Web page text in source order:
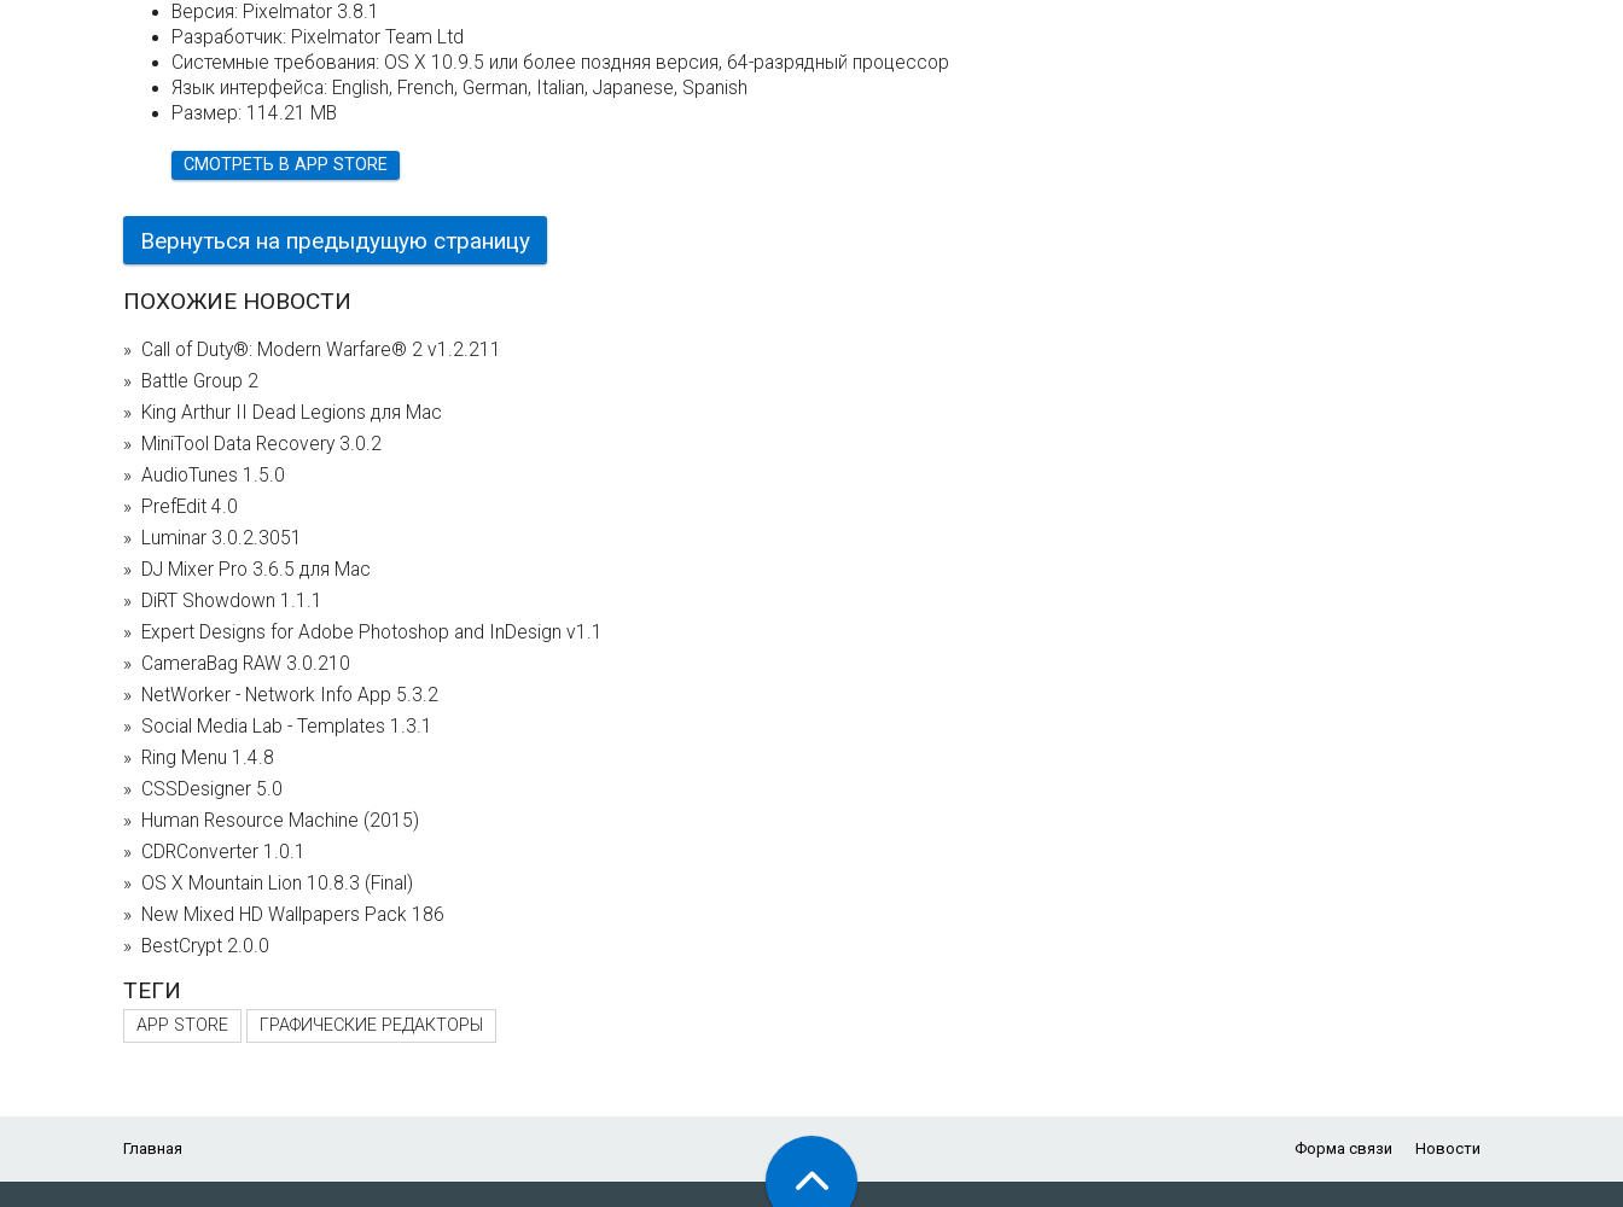
Версия: Pixelmator 3.8.1
Разработчик: Pixelmator Team Ltd
Системные требования: OS X 10.9.5 или более поздняя версия, 64-разрядный процессор
Язык интерфейса: English, French, German, Italian, Japanese, Spanish
Размер: 114.21 MB
СМОТРЕТЬ В APP STORE
Вернуться на предыдущую страницу
ПОХОЖИЕ НОВОСТИ
Call of Duty®: Modern Warfare® 2 v1.2.211
Battle Group 2
King Arthur II Dead Legions для Mac
MiniTool Data Recovery 3.0.2
AudioTunes 1.5.0
PrefEdit 4.0
Luminar 3.0.2.3051
DJ Mixer Pro 3.6.5 для Mac
DiRT Showdown 1.1.1
Expert Designs for Adobe Photoshop and InDesign v1.1
CameraBag RAW 3.0.210
NetWorker - Network Info App 5.3.2
Social Media Lab - Templates 1.3.1
Ring Menu 1.4.8
CSSDesigner 5.0
Human Resource Machine (2015)
CDRConverter 1.0.1
OS X Mountain Lion 10.8.3 (Final)
New Mixed HD Wallpapers Pack 186
BestCrypt 2.0.0
ТЕГИ
APP STORE ГРАФИЧЕСКИЕ РЕДАКТОРЫ
Главная Форма связи Новости